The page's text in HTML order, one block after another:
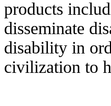
products
disseminate
disability in
civilization to